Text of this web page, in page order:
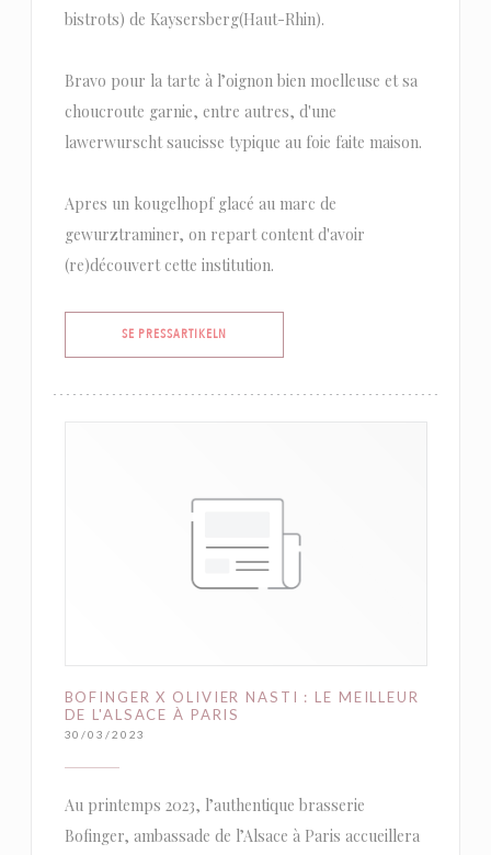
bistrots) de Kaysersberg(Haut-Rhin).
Bravo pour la tarte à l’oignon bien moelleuse et sa
choucroute garnie, entre autres, d'une
lawerwurscht saucisse typique au foie faite maison.
Apres un kougelhopf glacé au marc de
gewurztraminer, on repart content d'avoir
(re)découvert cette institution.
SE PRESSARTIKELN
BOFINGER X OLIVIER NASTI : LE MEILLEUR
DE L'ALSACE À PARIS
30/03/2023
Au printemps 2023, l’authentique brasserie
Bofinger, ambassade de l’Alsace à Paris accueillera